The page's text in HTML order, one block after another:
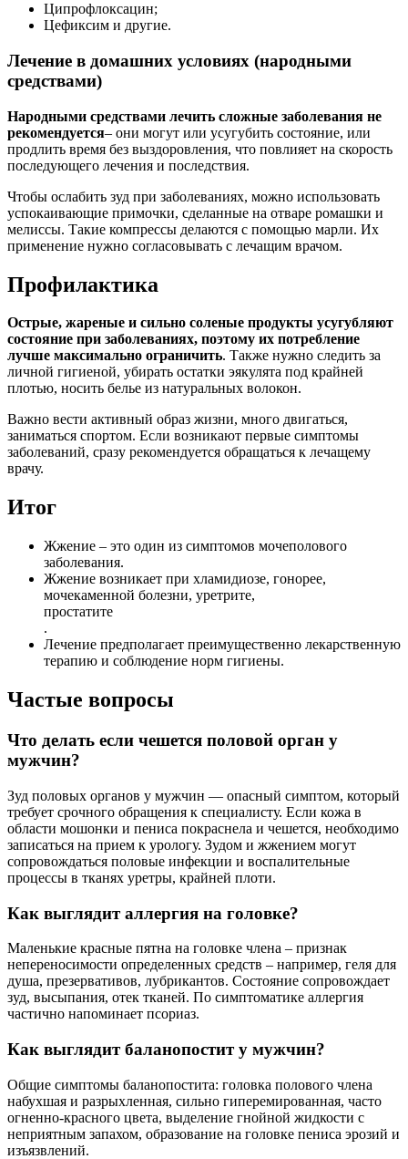
Ципрофлоксацин;
Цефиксим и другие.
Лечение в домашних условиях (народными
средствами)
Народными средствами лечить сложные заболевания не
рекомендуется– они могут или усугубить состояние, или
продлить время без выздоровления, что повлияет на скорость
последующего лечения и последствия.
Чтобы ослабить зуд при заболеваниях, можно использовать
успокаивающие примочки, сделанные на отваре ромашки и
мелиссы. Такие компрессы делаются с помощью марли. Их
применение нужно согласовывать с лечащим врачом.
Профилактика
Острые, жареные и сильно соленые продукты усугубляют
состояние при заболеваниях, поэтому их потребление
лучше максимально ограничить. Также нужно следить за
личной гигиеной, убирать остатки эякулята под крайней
плотью, носить белье из натуральных волокон.
Важно вести активный образ жизни, много двигаться,
заниматься спортом. Если возникают первые симптомы
заболеваний, сразу рекомендуется обращаться к лечащему
врачу.
Итог
Жжение – это один из симптомов мочеполового
заболевания.
Жжение возникает при хламидиозе, гонорее,
мочекаменной болезни, уретрите,
простатите
.
Лечение предполагает преимущественно лекарственную
терапию и соблюдение норм гигиены.
Частые вопросы
Что делать если чешется половой орган у
мужчин?
Зуд половых органов у мужчин — опасный симптом, который
требует срочного обращения к специалисту. Если кожа в
области мошонки и пениса покраснела и чешется, необходимо
записаться на прием к урологу. Зудом и жжением могут
сопровождаться половые инфекции и воспалительные
процессы в тканях уретры, крайней плоти.
Как выглядит аллергия на головке?
Маленькие красные пятна на головке члена – признак
непереносимости определенных средств – например, геля для
душа, презервативов, лубрикантов. Состояние сопровождает
зуд, высыпания, отек тканей. По симптоматике аллергия
частично напоминает псориаз.
Как выглядит баланопостит у мужчин?
Общие симптомы баланопостита: головка полового члена
набухшая и разрыхленная, сильно гиперемированная, часто
огненно-красного цвета, выделение гнойной жидкости с
неприятным запахом, образование на головке пениса эрозий и
изъязвлений.